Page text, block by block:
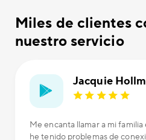
Miles de clientes
nuestro servicio
Jacquie
Me encanta llamar a mi
he tenido problemas de